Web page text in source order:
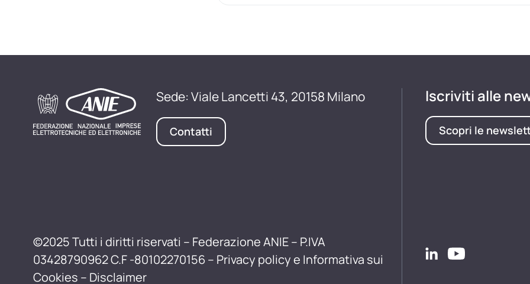
Sede: Viale Lancetti 43, 20158 Milano
Contatti
©2025 Tutti i diritti riservati – Federazione ANIE – P.IVA
03428790962 C.F -80102270156 – Privacy policy e Informativa sui
Cookies – Disclaimer
Iscriviti alle
Scopri le